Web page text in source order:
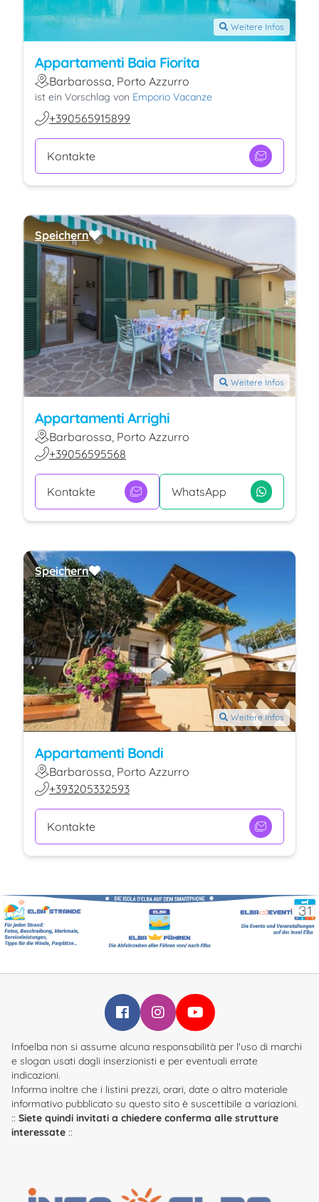
Weitere Infos
Appartamenti Baia Fiorita
Barbarossa, Porto Azzurro
ist ein Vorschlag von Emporio Vacanze
+390565915899
Kontakte
Weitere Infos
Appartamenti Arrighi
Barbarossa, Porto Azzurro
+39056595568
Kontakte WhatsApp
Speichern
Weitere Infos
Appartamenti Bondi
Barbarossa, Porto Azzurro
+393205332593
Kontakte
Speichern
Infoelba su Facebook
Infoelba su Instagram
Infoelba su YouTube
Infoelba non si assume alcuna responsabilità per l'uso di marchi
e slogan usati dagli inserzionisti e per eventuali errate
indicazioni.
Informa inoltre che i listini prezzi, orari, date o altro materiale
informativo pubblicato su questo sito è suscettibile a variazioni.
:: Siete quindi invitati a chiedere conferma alle strutture
interessate ::